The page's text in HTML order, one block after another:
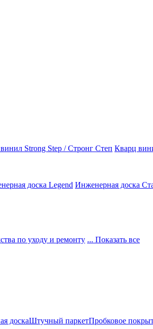
Strong Step / Стронг Степ Кварц
доска Legend Инженерная доска
по уходу и ремонту ... Показать все
доскаШтучный паркетПробковое